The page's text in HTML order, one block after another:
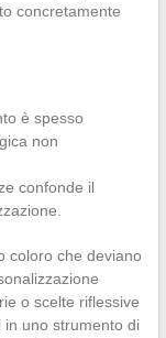
concretamente
è spesso
non
confonde il
coloro che deviano
o scelte riflessive
uno strumento di